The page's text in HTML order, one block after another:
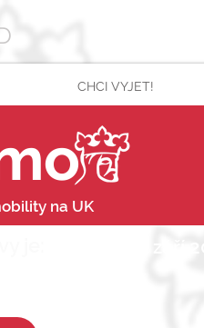
CHCI VYJET!
na UK